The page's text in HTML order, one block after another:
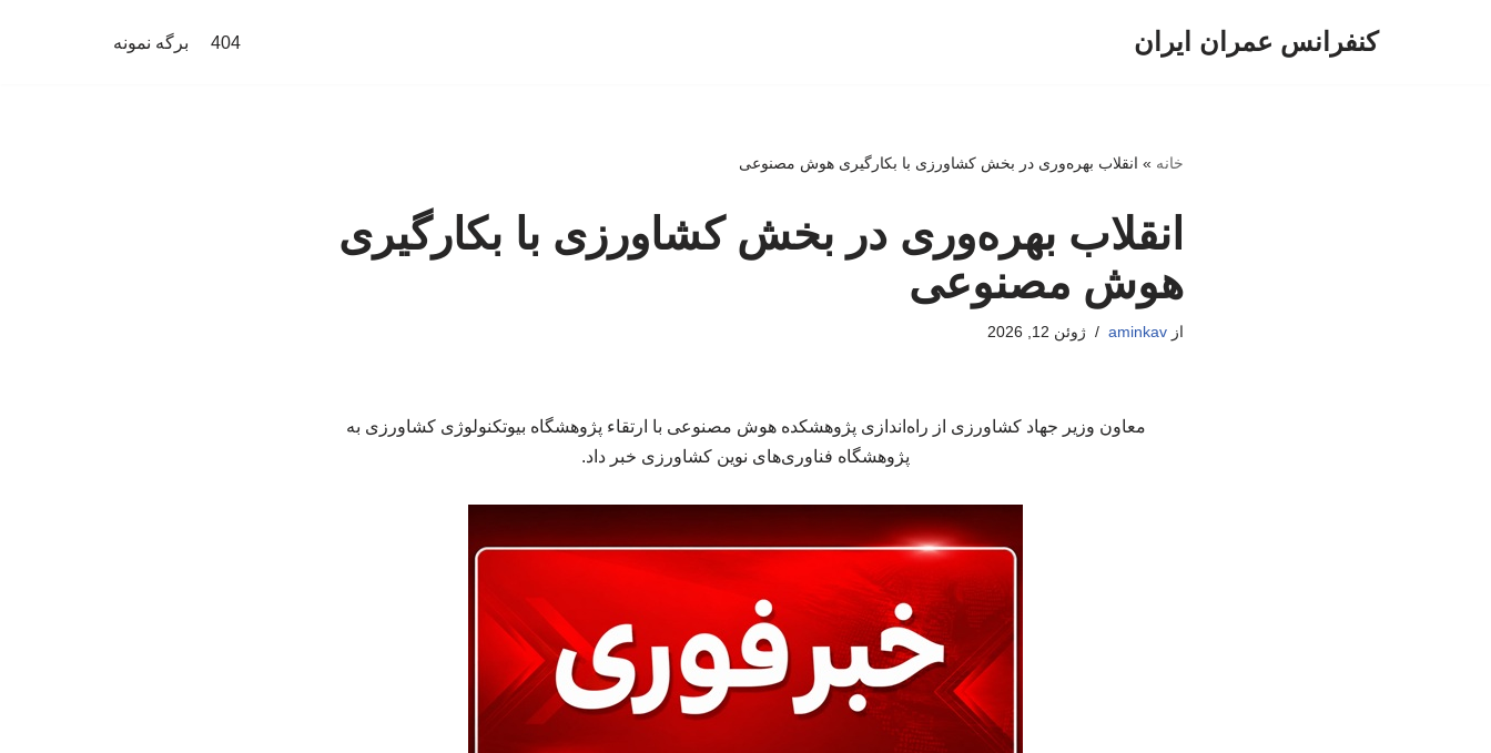
کنفرانس عمران ایران 404 برگه نمونه
خانه » انقلاب بهره‌وری در بخش کشاورزی با بکارگیری هوش مصنوعی
انقلاب بهره‌وری در بخش کشاورزی با بکارگیری
هوش مصنوعی
ازaminkav ژوئن 12, 2026
معاون وزیر جهاد کشاورزی از راه‌اندازی پژوهشکده هوش مصنوعی با ارتقاء پژوهشگاه بیوتکنولوژی کشاورزی به
پژوهشگاه فناوری‌های نوین کشاورزی خبر داد.